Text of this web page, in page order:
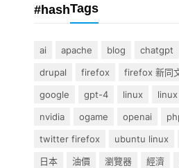
#hashTags
ai apache blog chatgpt
drupal
firefox firefox 新同
google
gpt-4 linux
nvidia
ogame openai
twitter firefox
ubuntu linux
日本
油價 瀏覽器 經濟